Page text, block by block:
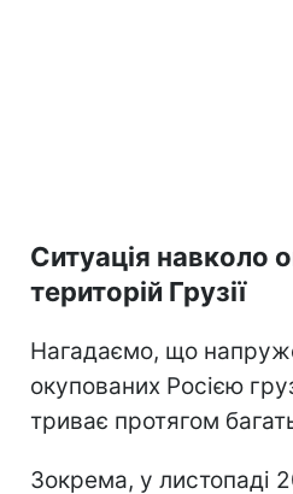
Ситуація навколо
територій Грузії
Нагадаємо, що
окупованих Росією
триває протягом
Зокрема, у листопаді